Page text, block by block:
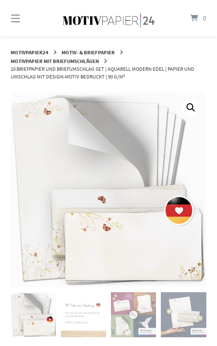
zum
0
MOTIVPAPIER24
MOTIV- & BRIEFPAPIER
MOTIVPAPIER MIT BRIEFUMSCHLÄGEN
10 BRIEFPAPIER UND BRIEFUMSCHLAG SET | AQUARELL MODERN EDEL | PAPIER UND
UMSCHLAG MIT DESIGN-MOTIV BEDRUCKT | 90 G/M²